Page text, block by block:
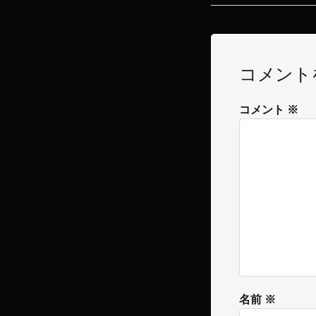
コメン
コメント ※
名前 ※